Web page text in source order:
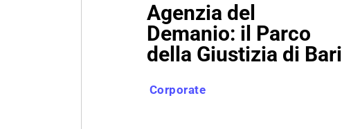
Agenzia del
Demanio: il Parco
della Giustizia di Bari
Corporate